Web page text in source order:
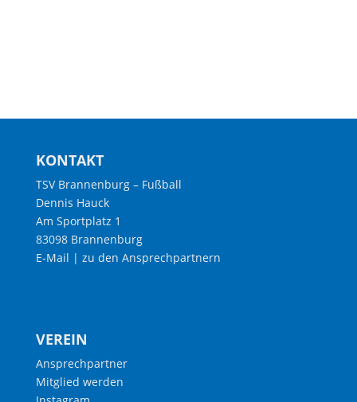
KONTAKT
TSV Brannenburg – Fußball
Dennis Hauck
Am Sportplatz 1
83098 Brannenburg
E-Mail | zu den Ansprechpartnern
VEREIN
Ansprechpartner
Mitglied werden